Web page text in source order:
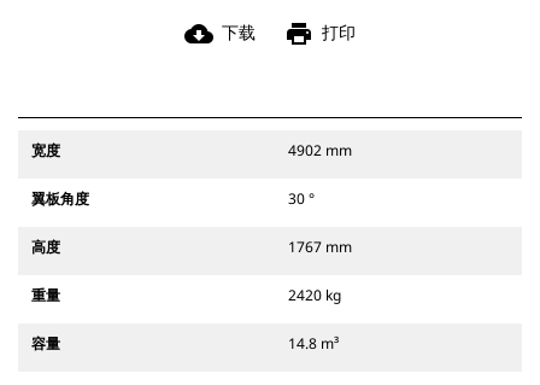
cloud_download 下载 print 打印
宽度 4902 mm
翼板角度 30 °
高度 1767 mm
重量 2420 kg
容量 14.8 m³